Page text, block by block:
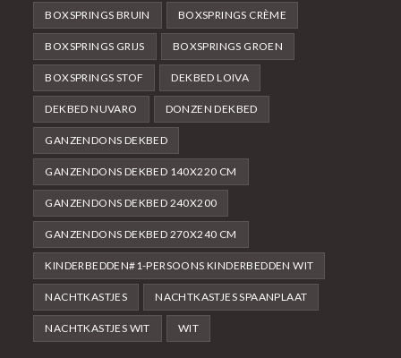
BOXSPRINGS BRUIN BOXSPRINGS CRÈME
BOXSPRINGS GRIJS BOXSPRINGS GROEN
BOXSPRINGS STOF DEKBED LOIVA
DEKBED NUVARO DONZEN DEKBED
GANZENDONS DEKBED
GANZENDONS DEKBED 140X220 CM
GANZENDONS DEKBED 240X200
GANZENDONS DEKBED 270X240 CM
KINDERBEDDEN#1-PERSOONS KINDERBEDDEN WIT
NACHTKASTJES NACHTKASTJES SPAANPLAAT
NACHTKASTJES WIT WIT